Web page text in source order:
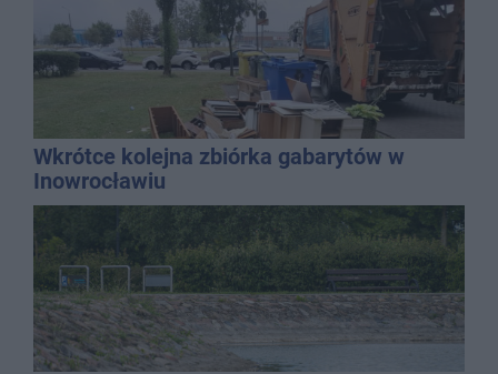
Wkrótce kolejna zbiórka gabarytów w
Inowrocławiu